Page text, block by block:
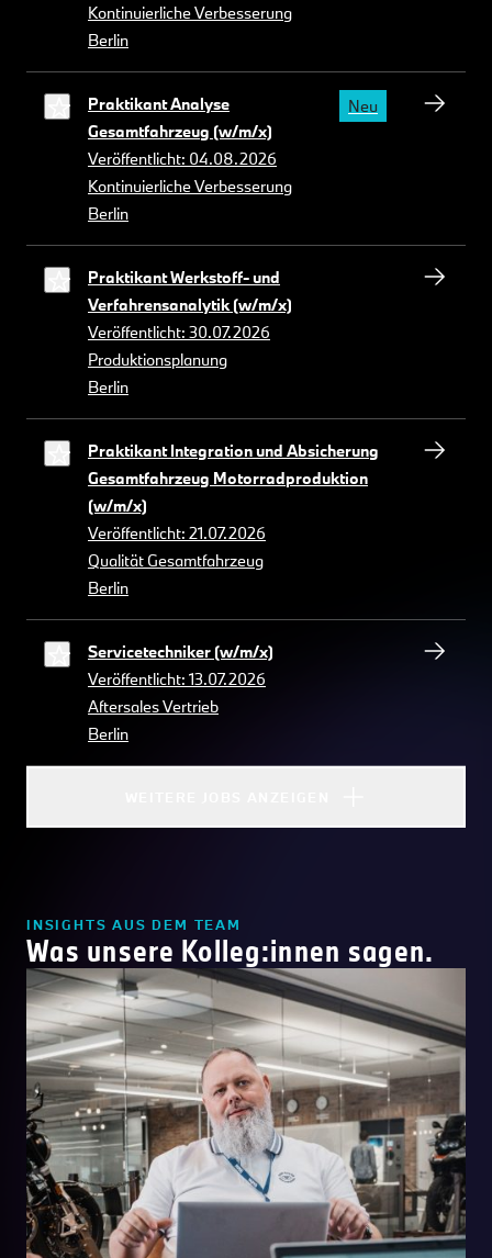
Kontinuierliche Verbesserung
Berlin
Praktikant Analyse
Gesamtfahrzeug (w/m/x)
Veröffentlicht: 04.08.2026
Kontinuierliche Verbesserung
Berlin
Neu
Praktikant Werkstoff- und
Verfahrensanalytik (w/m/x)
Veröffentlicht: 30.07.2026
Produktionsplanung
Berlin
Praktikant Integration und Absicherung
Gesamtfahrzeug Motorradproduktion
(w/m/x)
Veröffentlicht: 21.07.2026
Qualität Gesamtfahrzeug
Berlin
Servicetechniker (w/m/x)
Veröffentlicht: 13.07.2026
Aftersales Vertrieb
Berlin
INSIGHTS AUS DEM TEAM
Was unsere Kolleg:innen sagen.